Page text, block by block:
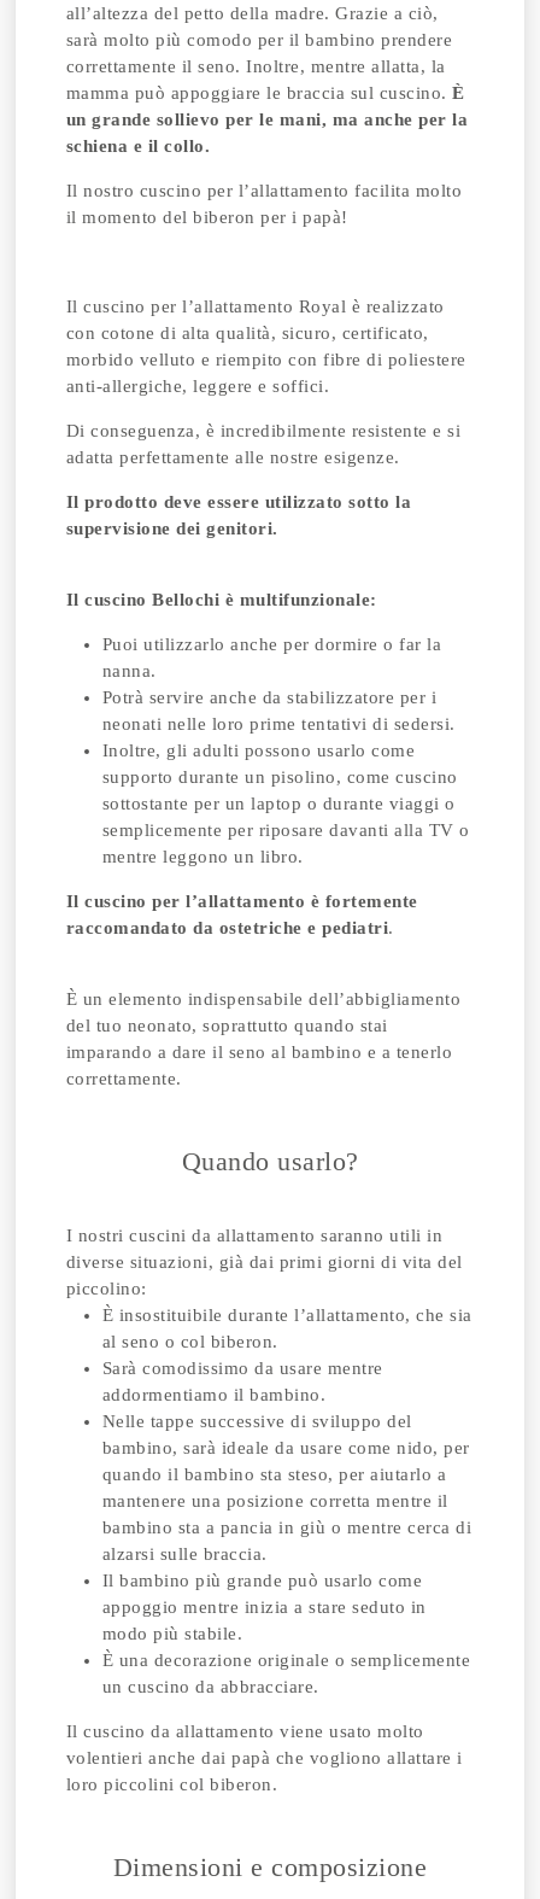
all’altezza del petto della madre. Grazie a ciò,
sarà molto più comodo per il bambino prendere
correttamente il seno.Inoltre, mentre allatta, la
mamma può appoggiare le braccia sul cuscino.È
un grande sollievo per le mani, ma anche per la
schiena e il collo.
Il nostro cuscino per l’allattamento facilita molto
il momento del biberon per i papà!
Il cuscino per l’allattamento Royal è realizzato
con cotone di alta qualità, sicuro, certificato,
morbido velluto e riempito con fibre di poliestere
anti-allergiche, leggere e soffici.
Di conseguenza, è incredibilmente resistente e si
adatta perfettamente alle nostre esigenze.
Il prodotto deve essere utilizzato sotto la
supervisione dei genitori.
Il cuscino Bellochi è multifunzionale:
Puoi utilizzarlo anche per dormire o far la
nanna.
Potrà servire anche da stabilizzatore per i
neonati nelle loro prime tentativi di sedersi.
Inoltre, gli adulti possono usarlo come
supporto durante un pisolino, come cuscino
sottostante per un laptop o durante viaggi o
semplicemente per riposare davanti alla TV o
mentre leggono un libro.
Il cuscino per l’allattamento è fortemente
raccomandato da ostetriche e pediatri.
È un elemento indispensabile dell’abbigliamento
del tuo neonato, soprattutto quando stai
imparando a dare il seno al bambino e a tenerlo
correttamente.
Quando usarlo?
I nostri cuscini da allattamento saranno utili in
diverse situazioni, già dai primi giorni di vita del
piccolino:
È insostituibile durante l’allattamento, che sia
al seno o col biberon.
Sarà comodissimo da usare mentre
addormentiamo il bambino.
Nelle tappe successive di sviluppo del
bambino, sarà ideale da usare come nido, per
quando il bambino sta steso, per aiutarlo a
mantenere una posizione corretta mentre il
bambino sta a pancia in giù o mentre cerca di
alzarsi sulle braccia.
Il bambino più grande può usarlo come
appoggio mentre inizia a stare seduto in
modo più stabile.
È una decorazione originale o semplicemente
un cuscino da abbracciare.
Il cuscino da allattamento viene usato molto
volentieri anche dai papà che vogliono allattare i
loro piccolini col biberon.
Dimensioni e composizione